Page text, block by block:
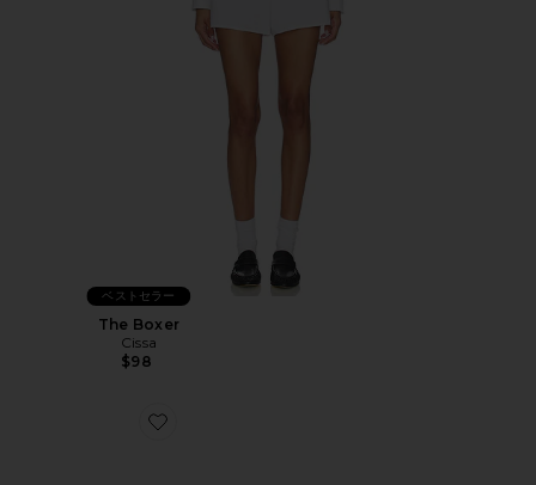
ベストセラー
The Boxer
Cissa
$98
Favorite GLACIER ローファー